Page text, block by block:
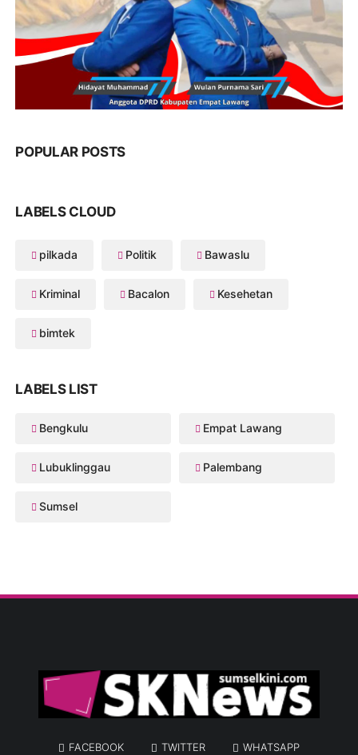
POPULAR POSTS
LABELS CLOUD
pilkada Politik Bawaslu
Kriminal Bacalon Kesehetan
bimtek
LABELS LIST
Bengkulu Empat Lawang
Lubuklinggau Palembang
Sumsel
FACEBOOK TWITTER WHATSAPP